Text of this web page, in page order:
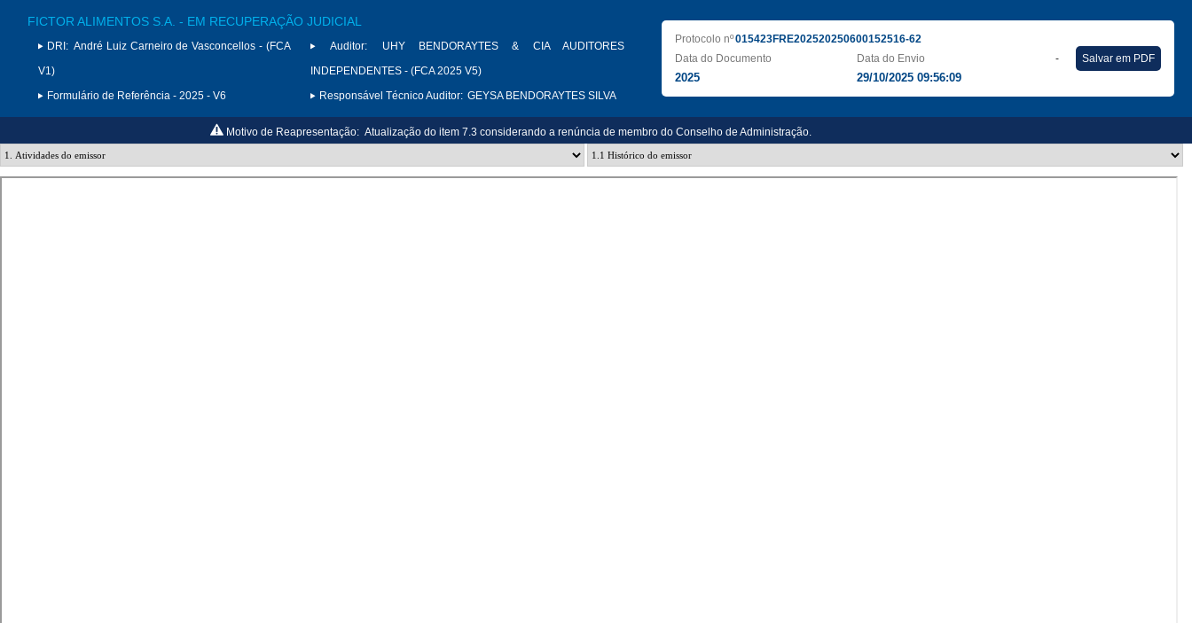
FICTOR ALIMENTOS S.A. - EM RECUPERAÇÃO JUDICIAL
DRI: André Luiz Carneiro de Vasconcellos - (FCA
V1)
Formulário de Referência - 2025 - V6
Auditor:
UHY BENDORAYTES & CIA AUDITORES
INDEPENDENTES - (FCA 2025 V5)
Responsável Técnico Auditor: GEYSA BENDORAYTES SILVA
Protocolo nº015423FRE202520250600152516-62
Data do Documento
2025
Data do Envio
29/10/2025 09:56:09
- Salvar em PDF
Motivo de Reapresentação: Atualização do item 7.3 considerando a renúncia de membro do Conselho de Administração.